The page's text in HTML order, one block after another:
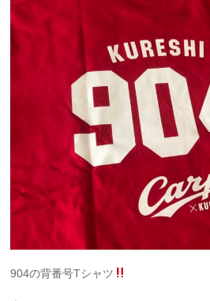
904の背番号Tシャツ